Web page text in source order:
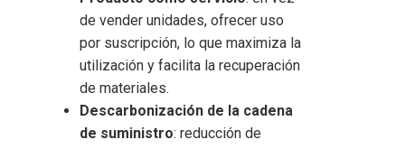
de vender unidades, ofrecer uso
por suscripción, lo que maximiza la
utilización y facilita la recuperación
de materiales.
Descarbonización de la cadena
de suministro: reducción de